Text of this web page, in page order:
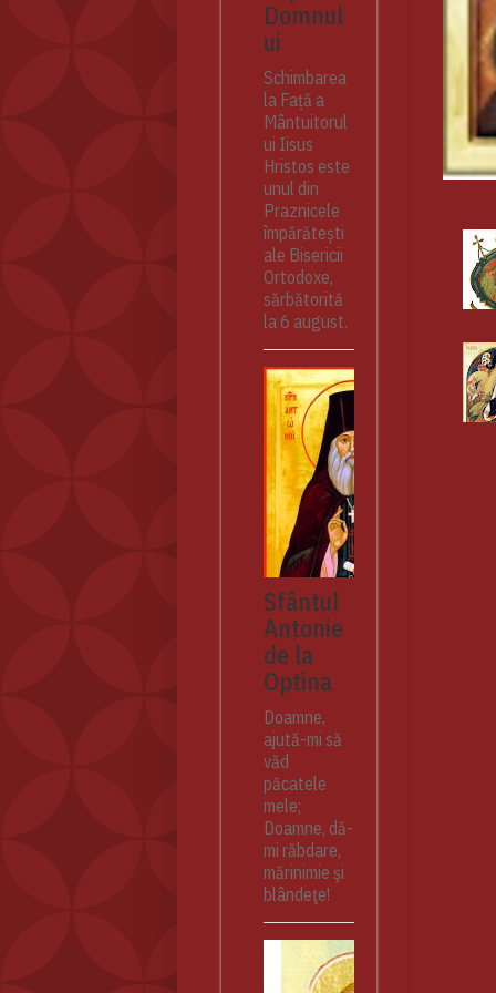
Domnul
ui
Schimbarea
la Față a
Mântuitorul
ui Iisus
Hristos este
unul din
Praznicele
împărătești
ale Bisericii
Ortodoxe,
sărbătorită
la 6 august.
Sfântul
Antonie
de la
Optina
Doamne,
ajută-mi să
văd
păcatele
mele;
Doamne, dă-
mi răbdare,
mărinimie şi
blândeţe!